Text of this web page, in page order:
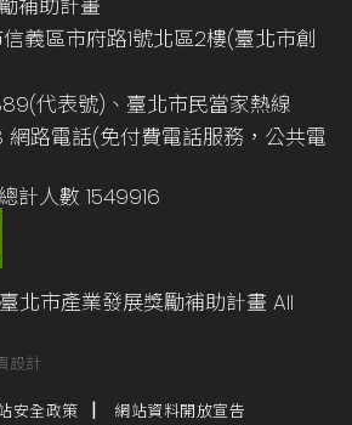
補助計畫
義區市府路1號北區2樓(臺北市創
代表號)、臺北市民當家熱線
網路電話(免付費電話服務，公共電
計人數 1549916
北市產業發展獎勵補助計畫 All
設計
安全政策 網站資料開放宣告